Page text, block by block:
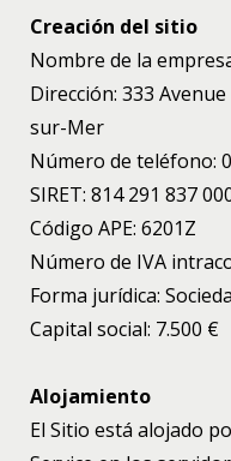
Creación del sitio
Nombre de la
Dirección: 333
sur-Mer
Número de teléfono:
SIRET: 814 291 837
Código APE: 6201Z
Número de IVA
Forma jurídica:
Capital social: 7.500 €
Alojamiento
El Sitio está alojado